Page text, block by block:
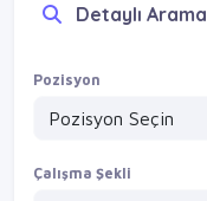
Detaylı Arama
Pozisyon
Çalışma Şekli